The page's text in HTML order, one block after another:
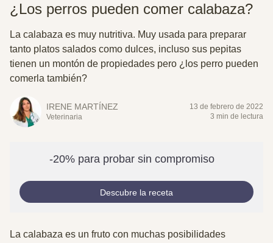
¿Los perros pueden comer calabaza?
La calabaza es muy nutritiva. Muy usada para preparar
tanto platos salados como dulces, incluso sus pepitas
tienen un montón de propiedades pero ¿los perro pueden
comerla también?
IRENE MARTÍNEZ
Veterinaria
13 de febrero de 2022
3 min de lectura
-20% para probar sin compromiso
Descubre la receta
La calabaza es un fruto con muchas posibilidades